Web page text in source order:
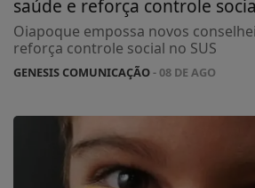
saúde e reforça controle
Oiapoque empossa novos
reforça controle social no SUS
GENESIS COMUNICAÇÃO- 08 DE AGO